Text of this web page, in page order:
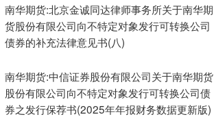
南华期货:北京金诚同达律师事务所关于南华期
货股份有限公司向不特定对象发行可转换公司
债券的补充法律意见书(八)
南华期货:中信证券股份有限公司关于南华期货
股份有限公司向不特定对象发行可转换公司债
券之发行保荐书(2025年年报财务数据更新版)